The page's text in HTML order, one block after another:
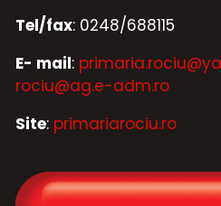
Tel/fax: 0248/688115
E- mail:
rociu@ag.e-adm.ro
Site: primariarociu.ro